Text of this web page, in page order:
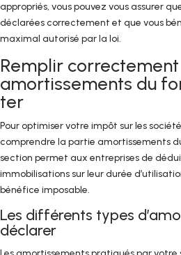
appropriés, vous pouvez vous assurer
déclarées correctement et que vous
maximal autorisé par la loi.
Remplir
amortissements du
ter
Pour optimiser votre impôt sur les
comprendre la partie amortissements
section permet aux entreprises de
immobilisations sur leur durée
bénéfice imposable.
Les différents types
déclarer